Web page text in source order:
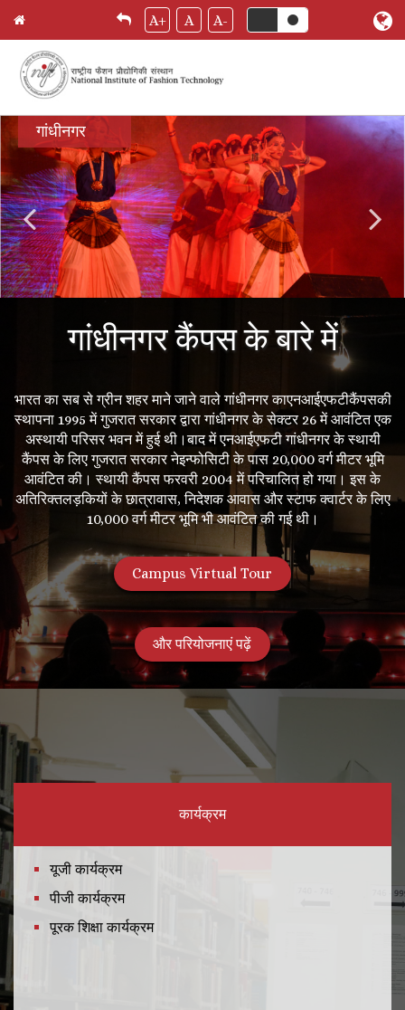
Skip
to
main
content
A+ A A-
गांधीनगर
गांधीनगर कैंपस के बारे में
भारत का सब से ग्रीन शहर माने जाने वाले गांधीनगर काएनआईएफटीकैंपसकी
स्थापना 1995 में गुजरात सरकार द्वारा गांधीनगर के सेक्टर 26 में आवंटित एक
अस्थायी परिसर भवन में हुई थी।बाद में एनआईएफटी गांधीनगर के स्थायी
कैंपस के लिए गुजरात सरकार नेइन्फोसिटी के पास 20,000 वर्ग मीटर भूमि
आवंटित की। स्थायी कैंपस फरवरी 2004 में परिचालित हो गया। इस के
अतिरिक्तलड़कियों के छात्रावास, निदेशक आवास और स्टाफ क्वार्टर के लिए
10,000 वर्ग मीटर भूमि भी आवंटित की गई थी।
Campus Virtual Tour
और परियोजनाएं पढ़ें
कार्यक्रम
यूजी कार्यक्रम
पीजी कार्यक्रम
पूरक शिक्षा कार्यक्रम